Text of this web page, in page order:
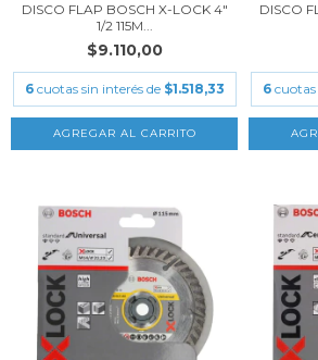
DISCO FLAP BOSCH X-LOCK 4"
1/2 115M...
$9.110,00
6 cuotas sin interés de $1.518,33
DISCO
6 cuotas